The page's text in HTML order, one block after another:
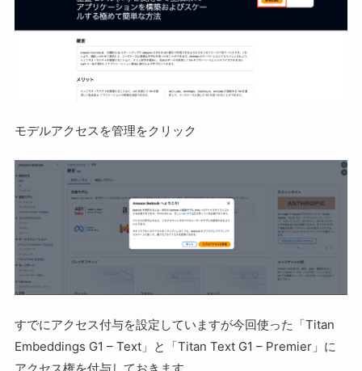
モデルアクセスを管理をクリック
すでにアクセス付与を設定していますが今回使った「Titan
Embeddings G1 – Text」と「Titan Text G1 – Premier」に